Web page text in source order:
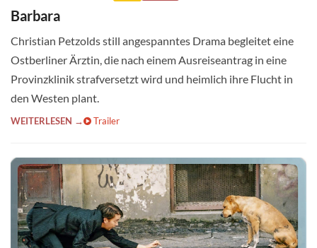
Barbara
Christian Petzolds still angespanntes Drama begleitet eine
Ostberliner Ärztin, die nach einem Ausreiseantrag in eine
Provinzklinik strafversetzt wird und heimlich ihre Flucht in
den Westen plant.
WEITERLESEN → Trailer